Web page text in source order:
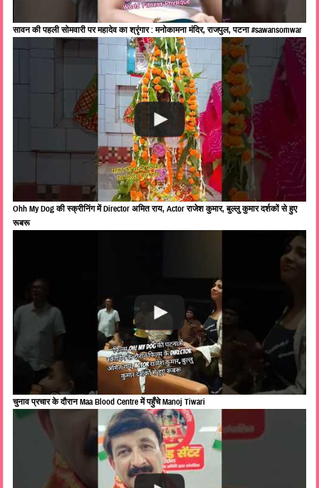
सावन की पहली सोमवारी पर महादेव का श्रृंगार : मनोकामना मंदिर, राजपुल, पटना #sawansomwar
Ohh My Dog की स्क्रीनिंग में Director अमित राय, Actor राजेश कुमार, बुल्लु कुमार दर्शकों से हुए
रूबरू
चुनाव प्रचार के दौरान Maa Blood Centre में पहुँचे Manoj Tiwari